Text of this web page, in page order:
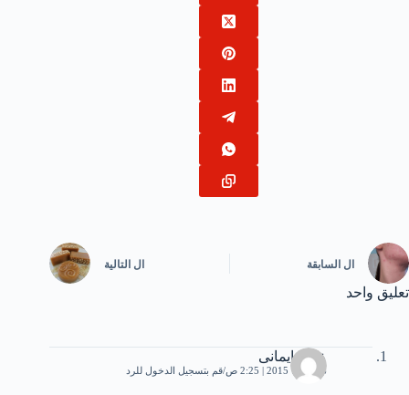
ال السابقة ال التالية
تعليق واحد
عزى ايمانى
6 أكتوبر، 2015 | 2:25 ص قم بتسجيل الدخول للرد